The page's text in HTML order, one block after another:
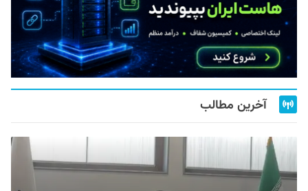
آخرین مطالب